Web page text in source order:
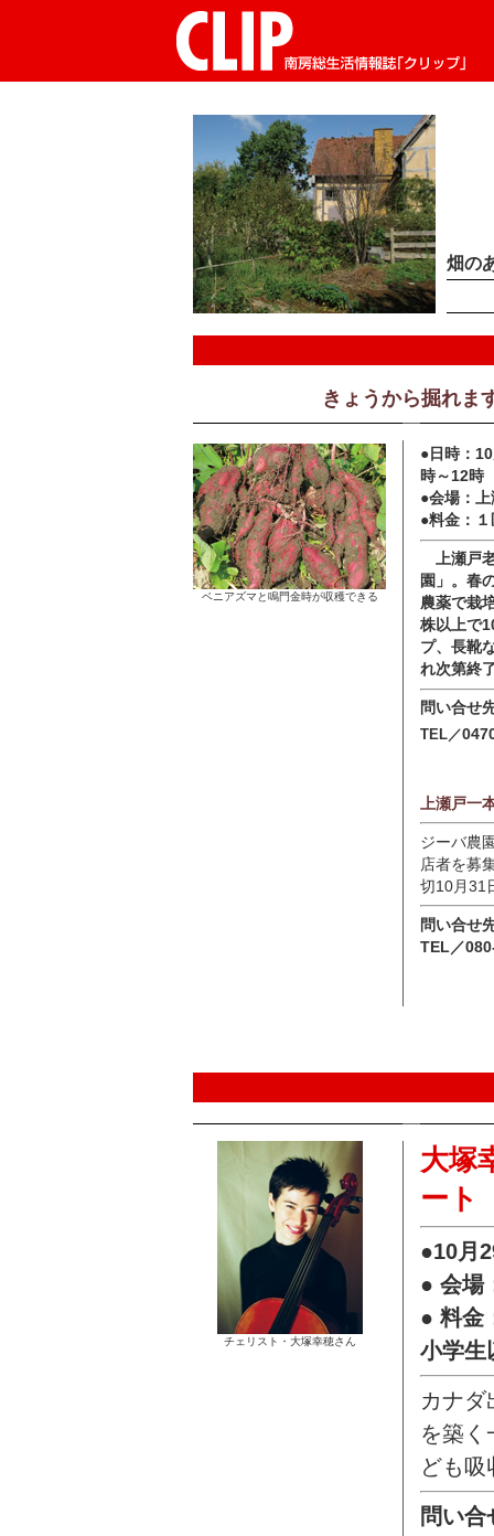
CLIP南房総生活情報誌「クリップ」
畑の
きょうから掘れま
ベニアズマと鳴門金時が収穫できる
●日時：
時～12時
●会場：
●料金：
上瀬戸
園」。春
農薬で栽
株以上で
プ、長靴
れ次第終
問い合せ
TEL／
上瀬戸一
ジーバ農
店者を募
切10月31
問い合せ
TEL／
チェリスト・大塚幸穂さん
大塚
ート
●10月
● 会場
● 料金
小学生
カナダ
を築く
ども
問い